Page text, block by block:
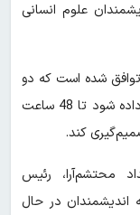
علوم انسانی
شده است که دو
اتاق در این مرکز به عوامل خانه اندیشمندان داده شود تا 48 ساعت
کند.
شهردار منطقه 6 و مقداد محتشم‌آرا، رئیس
اندیشمندان در حال